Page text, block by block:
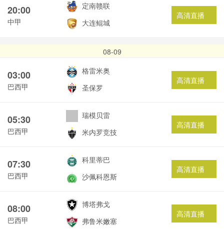
20:00
中甲
定南赣联
大连鲲城
高清直播
08-09
03:00
巴西甲
格雷米奥
圣保罗
高清直播
05:30
巴西甲
瑞模贝雷
米内罗竞技
高清直播
07:30
巴西甲
科里蒂巴
沙佩科恩斯
高清直播
08:00
巴西甲
博塔弗戈
弗鲁米嫩塞
高清直播